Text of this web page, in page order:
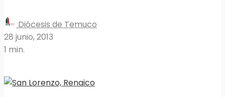
Diócesis de Temuco
28 junio, 2013
1 min.